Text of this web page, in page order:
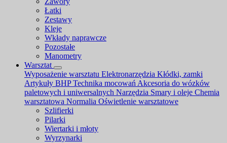
Łatki
Zestawy
Kleje
Wkłady naprawcze
Pozostałe
Manometry
Warsztat
Wyposażenie warsztatu Elektronarzędzia Kłódki, zamki
Artykuły BHPTechnika mocowań Akcesoria do wózków
paletowych i uniwersalnych Narzędzia Smary i oleje Chemia
warsztatowa Normalia Oświetlenie warsztatowe
Szlifierki
Pilarki
Wiertarki i młoty
Wyrzynarki